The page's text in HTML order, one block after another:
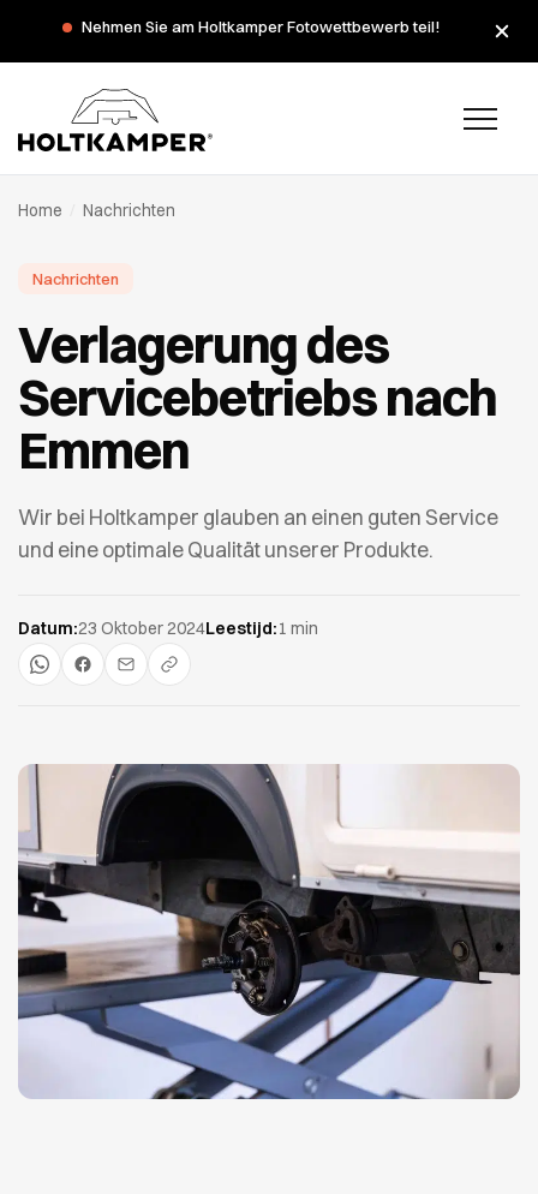
Nehmen Sie am Holtkamper Fotowettbewerb teil!
Home Nachrichten
Nachrichten
Verlagerung des
Servicebetriebs nach
Emmen
Wir bei Holtkamper glauben an einen guten Service
und eine optimale Qualität unserer Produkte.
Datum:23 Oktober 2024Leestijd:1 min